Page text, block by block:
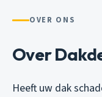
OVER ONS
Over
Heeft uw dak